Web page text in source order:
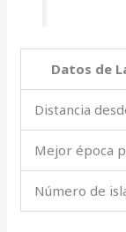
Datos de
Distancia
Mejor época
Número de